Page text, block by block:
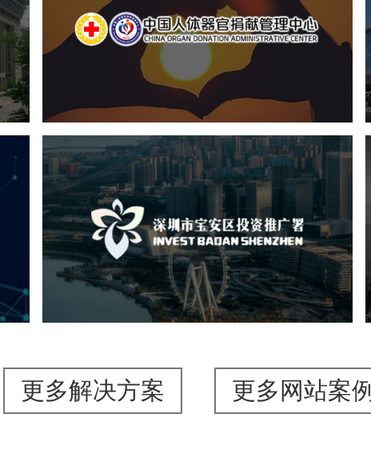
国企 品牌官网
网站设计
深圳市宝安区投资推广署
机构组织 国企 品牌官网
网站建设
网站设计
更多解决方案 更多网站案例